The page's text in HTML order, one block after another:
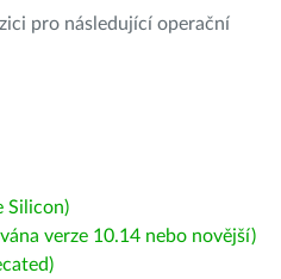
pro následující operační
Silicon)
verze 10.14 nebo novější)